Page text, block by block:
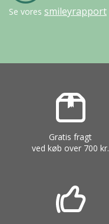
Se vores smileyrapport
Gratis fragt
ved køb over 700 kr.